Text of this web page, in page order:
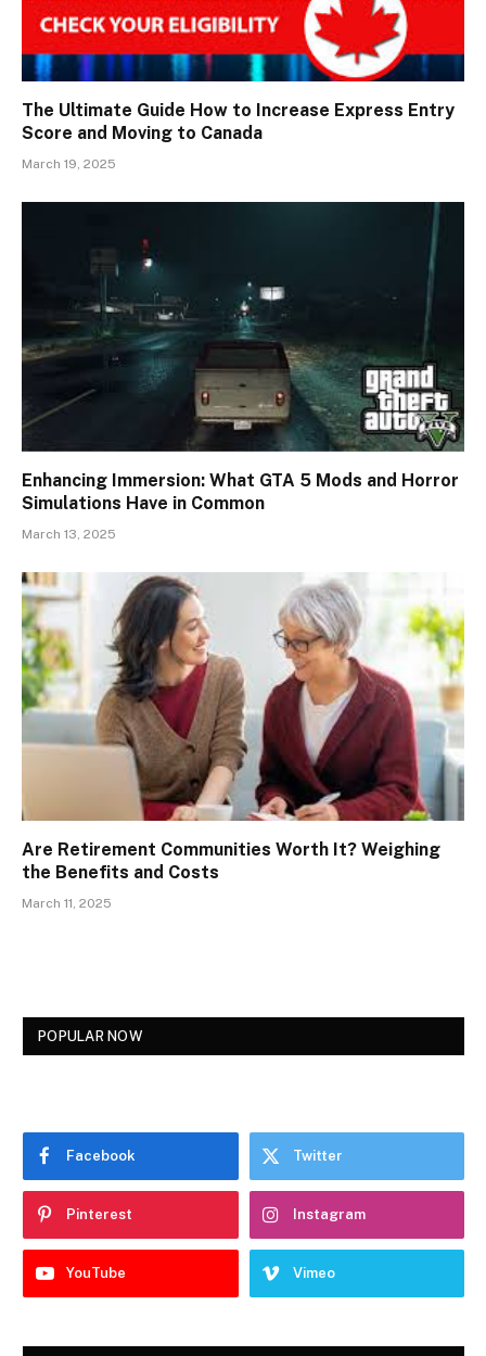
The Ultimate Guide How to Increase Express Entry
Score and Moving to Canada
March 19, 2025
Enhancing Immersion: What GTA 5 Mods and Horror
Simulations Have in Common
March 13, 2025
Are Retirement Communities Worth It? Weighing
the Benefits and Costs
March 11, 2025
POPULAR NOW
Facebook Twitter
Pinterest Instagram
YouTube Vimeo